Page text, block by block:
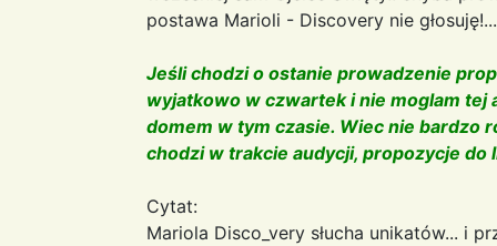
postawa Marioli - Discovery nie
Jeśli chodzi o ostanie prowadzenie
wyjatkowo w czwartek i nie moglam tej
domem w tym czasie. Wiec nie bardzo
chodzi w trakcie audycji, propozycje do
Cytat:
Mariola Disco_very słucha unikatów... i